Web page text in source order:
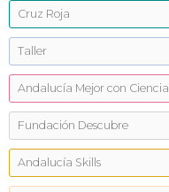
Cruz Roja
Taller
Andalucía Mejor con Ciencia
Fundación Descubre
Andalucía Skills